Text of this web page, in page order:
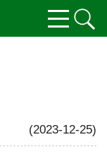
(2023-12-25)